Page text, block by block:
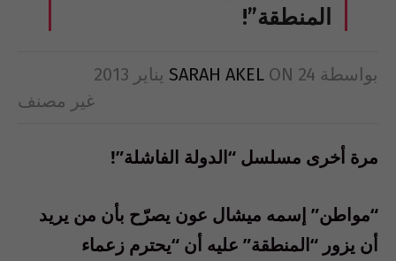
المنطقة”!
بواسطة SARAH AKEL ON 24 يناير 2013
غير مصنف
مرة أخرى مسلسل “الدولة الفاشلة”!
“مواطن” إسمه ميشال عون يصرّح بأن من يريد
أن يزور “المنطقة” عليه أن “يحترم زعماء